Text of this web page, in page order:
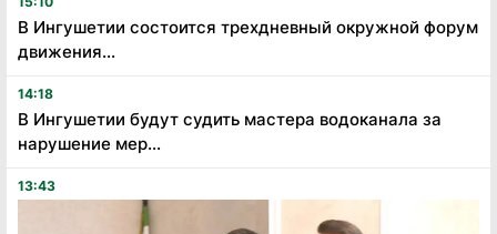
В Ингушетии состоится трехдневный окружной форум
движения...
14:18
В Ингушетии будут судить мастера водоканала за
нарушение мер...
13:43